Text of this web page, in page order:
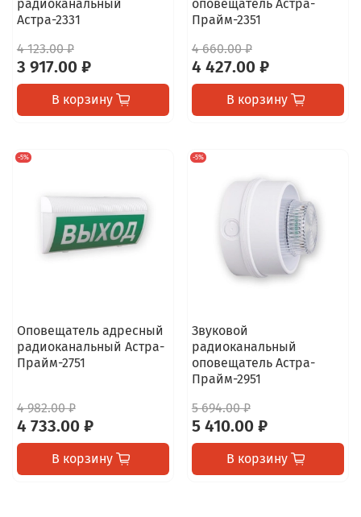
радиоканальный
Астра-2331
4 123.00 ₽
3 917.00 ₽
В корзину
оповещатель Астра-
Прайм-2351
4 660.00 ₽
4 427.00 ₽
В корзину
-5%
Оповещатель адресный
радиоканальный Астра-
Прайм-2751
4 982.00 ₽
4 733.00 ₽
В корзину
-5%
Звуковой
радиоканальный
оповещатель Астра-
Прайм-2951
5 694.00 ₽
5 410.00 ₽
В корзину